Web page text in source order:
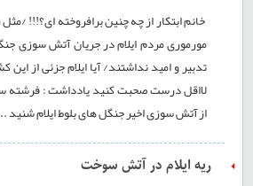
خانم ابتکار از چه چنین برافروخته ای؟!!! /
مورموری مردم ایلام در جریان آتش سوزی
تدبیر و امید نداشتند/ آیا ایلام جزئی از
لااقل درست صحبت کنید یادداشت : فرشته
از آتش سوزی اخیر جنگل های بلوط ایلام شنید
ریه ایلام در آتش سوخت